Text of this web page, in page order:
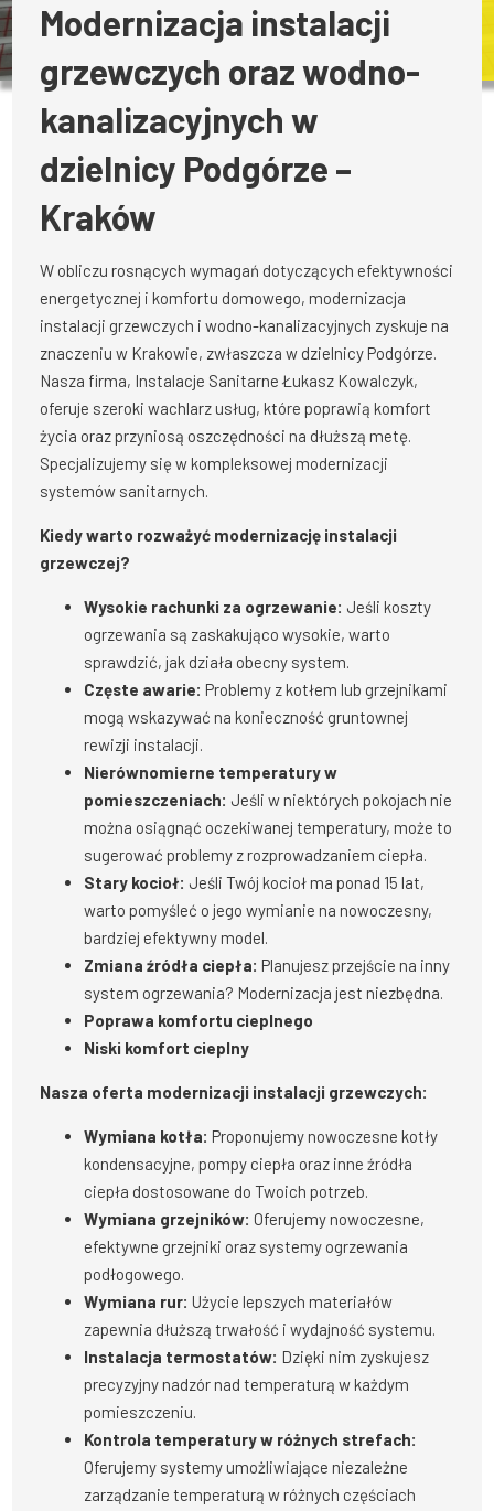
Modernizacja instalacji
grzewczych oraz wodno-
kanalizacyjnych w
dzielnicy Podgórze –
Kraków
W obliczu rosnących wymagań dotyczących efektywności
energetycznej i komfortu domowego, modernizacja
instalacji grzewczych i wodno-kanalizacyjnych zyskuje na
znaczeniu w Krakowie, zwłaszcza w dzielnicy Podgórze.
Nasza firma, Instalacje Sanitarne Łukasz Kowalczyk,
oferuje szeroki wachlarz usług, które poprawią komfort
życia oraz przyniosą oszczędności na dłuższą metę.
Specjalizujemy się w kompleksowej modernizacji
systemów sanitarnych.
Kiedy warto rozważyć modernizację instalacji
grzewczej?
Wysokie rachunki za ogrzewanie: Jeśli koszty
ogrzewania są zaskakująco wysokie, warto
sprawdzić, jak działa obecny system.
Częste awarie: Problemy z kotłem lub grzejnikami
mogą wskazywać na konieczność gruntownej
rewizji instalacji.
Nierównomierne temperatury w
pomieszczeniach: Jeśli w niektórych pokojach nie
można osiągnąć oczekiwanej temperatury, może to
sugerować problemy z rozprowadzaniem ciepła.
Stary kocioł: Jeśli Twój kocioł ma ponad 15 lat,
warto pomyśleć o jego wymianie na nowoczesny,
bardziej efektywny model.
Zmiana źródła ciepła: Planujesz przejście na inny
system ogrzewania? Modernizacja jest niezbędna.
Poprawa komfortu cieplnego
Niski komfort cieplny
Nasza oferta modernizacji instalacji grzewczych:
Wymiana kotła: Proponujemy nowoczesne kotły
kondensacyjne, pompy ciepła oraz inne źródła
ciepła dostosowane do Twoich potrzeb.
Wymiana grzejników: Oferujemy nowoczesne,
efektywne grzejniki oraz systemy ogrzewania
podłogowego.
Wymiana rur: Użycie lepszych materiałów
zapewnia dłuższą trwałość i wydajność systemu.
Instalacja termostatów: Dzięki nim zyskujesz
precyzyjny nadzór nad temperaturą w każdym
pomieszczeniu.
Kontrola temperatury w różnych strefach:
Oferujemy systemy umożliwiające niezależne
zarządzanie temperaturą w różnych częściach